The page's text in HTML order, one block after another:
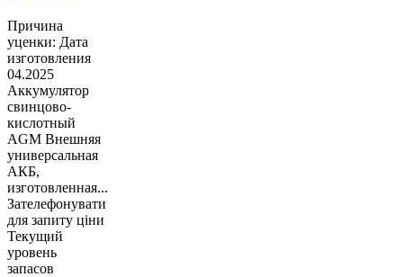
Причина
уценки: Дата
изготовления
04.2025
Аккумулятор
свинцово-
кислотный
AGM Внешняя
универсальная
АКБ,
изготовленная...
Зателефонувати
для запиту ціни
Текущий
уровень
запасов